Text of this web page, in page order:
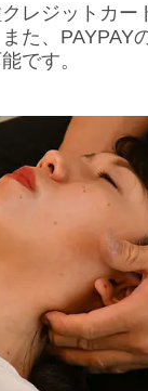
レジットカー
た、PAYPAY
です。